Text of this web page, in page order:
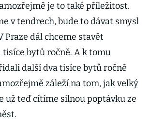
je to také příležitost.
v tendrech, bude to dávat smysl
Praze dál chceme stavět
tisíce bytů ročně. A k tomu
další dva tisíce bytů ročně
záleží na tom, jak velký
už teď cítíme silnou poptávku ze